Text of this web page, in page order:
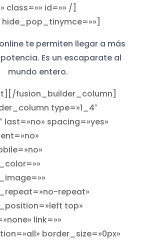
class=»» id=»» /]
te permiten llegar a más
Es un escaparate al
mundo entero.
fusion_builder_column]
type=»1_4″
last=»no» spacing=»yes»
repeat»
top»
link=»»
border_size=»0px»